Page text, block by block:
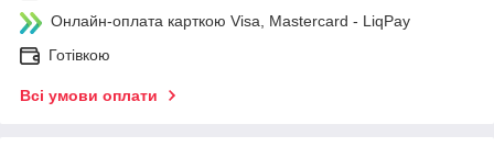
Онлайн-оплата карткою Visa, Mastercard - LiqPay
Готівкою
Всі умови оплати